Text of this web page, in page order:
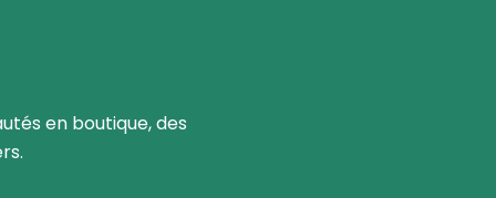
en boutique, des